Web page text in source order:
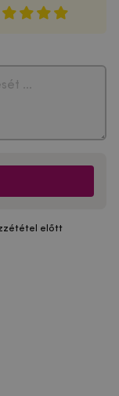
előtt